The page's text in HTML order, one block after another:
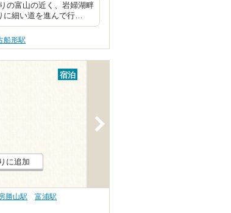
の富山の近く、岩婦湖畔
に細い道を進んで行…
船形駅
宿泊
に追加
勝山駅
富浦駅